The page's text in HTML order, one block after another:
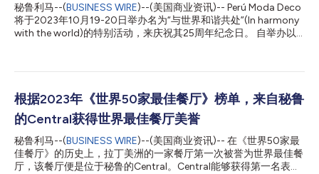
秘鲁利马--(BUSINESS WIRE)--(美国商业资讯)-- Perú Moda Deco
将于2023年10月19-20日举办名为“与世界和谐共处”(In harmony
with the world)的特别活动，来庆祝其25周年纪念日。 自举办以
儿和儿童服装，以及鞋履、珠宝、装饰品和礼品。 像往年一样，
在售的各类高品质秘鲁产品，并建立宝贵的业务关系，而他们也将
沉浸于这个蕴含创新、文化和潮流的世界之中。来自于秘鲁各个地
区的200家企业将参加本届活动。 在迈入25周年之际，Perú Moda
Deco将展示秘鲁自然资源的丰富性和可持续性，推广使用棉和羊
驼纤维等原始材料制作的服装和产品。羊驼纤维产自该国的南部地
区，包括阿雷基帕、库斯科和普诺。 由秘鲁出口促进机构秘鲁出
根据2023年《世界50家最佳餐厅》榜单，来自秘鲁
的Central获得世界最佳餐厅美誉
秘鲁利马--(BUSINESS WIRE)--(美国商业资讯)-- 在《世界50家最
佳餐厅》的历史上，拉丁美洲的一家餐厅第一次被誉为世界最佳餐
厅，该餐厅便是位于秘鲁的Central。Central能够获得第一名表